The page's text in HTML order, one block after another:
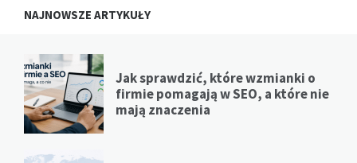
NAJNOWSZE ARTYKUŁY
Jak sprawdzić, które wzmianki o
firmie pomagają w SEO, a które nie
mają znaczenia